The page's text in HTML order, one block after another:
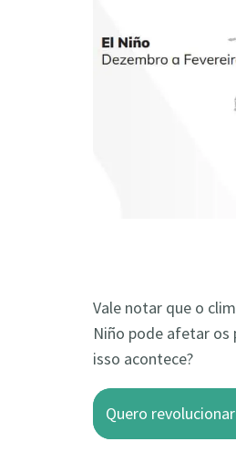
Vale notar que o
Niño pode afetar os
isso acontece?
Quero